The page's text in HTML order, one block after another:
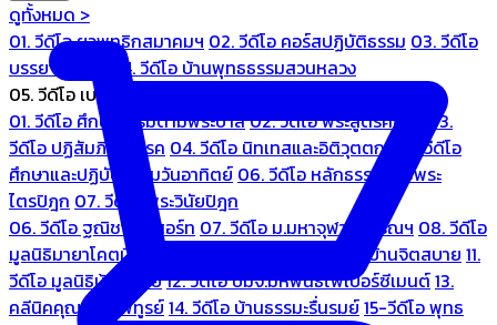
ดูทั้งหมด >
01. วีดีโอ ยุวพุทธิกสมาคมฯ 02. วีดีโอ คอร์สปฏิบัติธรรม 03. วีดีโอ
บรรยายทั่วไป
04. วีดีโอ บ้านพุทธธรรมสวนหลวง
05. วีดีโอ เบนซ์ทองหล่อ
01. วีดีโอ ศึกษาธรรมตามพระบาลี02. วีดีโอ พระสูตรศึกษา
03.
วีดีโอ ปฏิสัมภิทามรรค 04. วีดีโอ นิทเทสและอิติวุตตกะ
05. วีดีโอ
ศึกษาและปฏิบัติธรรมวันอาทิตย์ 06. วีดีโอ หลักธรรมตามพระ
ไตรปิฎก 07. วีดีโอ พระวินัยปิฎก
06. วีดีโอ ฐณิชาฌ์รีสอร์ท 07. วีดีโอ ม.มหาจุฬาลงกรณฯ 08. วีดีโอ
มูลนิธิมายาโคตมี
10. วีดีโอ บ้านจิตสบาย 11.
วีดีโอ มูลนิธิบ้านอารีย์12. วีดีโอ บมจ.มหพันธ์ไฟเบอร์ซีเมนต์13.
คลีนิคคุณหมอไพทูรย์14. วีดีโอ บ้านธรรมะรื่นรมย์15-วีดีโอ พุทธ